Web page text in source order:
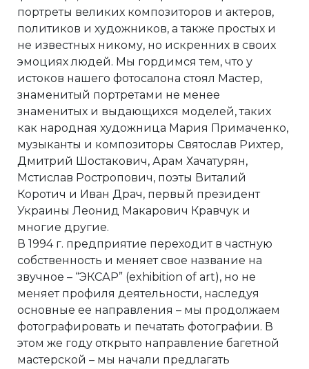
портреты великих композиторов и актеров,
политиков и художников, а также простых и
не известных никому, но искренних в своих
эмоциях людей. Мы гордимся тем, что у
истоков нашего фотосалона стоял Мастер,
знаменитый портретами не менее
знаменитых и выдающихся моделей, таких
как народная художница Мария Примаченко,
музыканты и композиторы Святослав Рихтер,
Дмитрий Шостакович, Арам Хачатурян,
Мстислав Ростропович, поэты Виталий
Коротич и Иван Драч, первый президент
Украины Леонид Макарович Кравчук и
многие другие.
В 1994 г. предприятие переходит в частную
собственность и меняет свое название на
звучное – “ЭКСАР” (exhibition of art), но не
меняет профиля деятельности, наследуя
основные ее направления – мы продолжаем
фотографировать и печатать фотографии. В
этом же году открыто направление багетной
мастерской – мы начали предлагать